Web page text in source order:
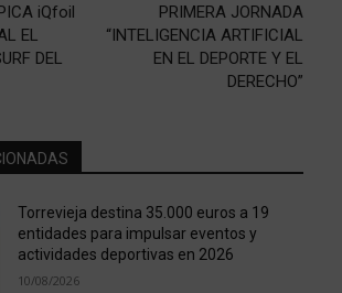
iQfoil
EL
DEL
PRIMERA JORNADA
“INTELIGENCIA ARTIFICIAL
EN EL DEPORTE Y EL
DERECHO”
Torrevieja destina 35.000 euros a 19
entidades para impulsar eventos y
actividades deportivas en 2026
10/08/2026